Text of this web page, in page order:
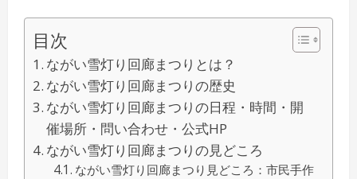
目次
ながい雪灯り回廊まつりとは？
ながい雪灯り回廊まつりの歴史
ながい雪灯り回廊まつりの日程・時間・開
催場所・問い合わせ・公式HP
ながい雪灯り回廊まつりの見どころ
ながい雪灯り回廊まつり見どころ：市民手作